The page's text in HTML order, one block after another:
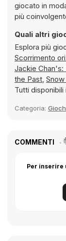
giocato in
più
Quali altri
Esplora più
Jackie Chan's:
the Past,
Tutti
Categoria:
COMMENTI
Per inserire